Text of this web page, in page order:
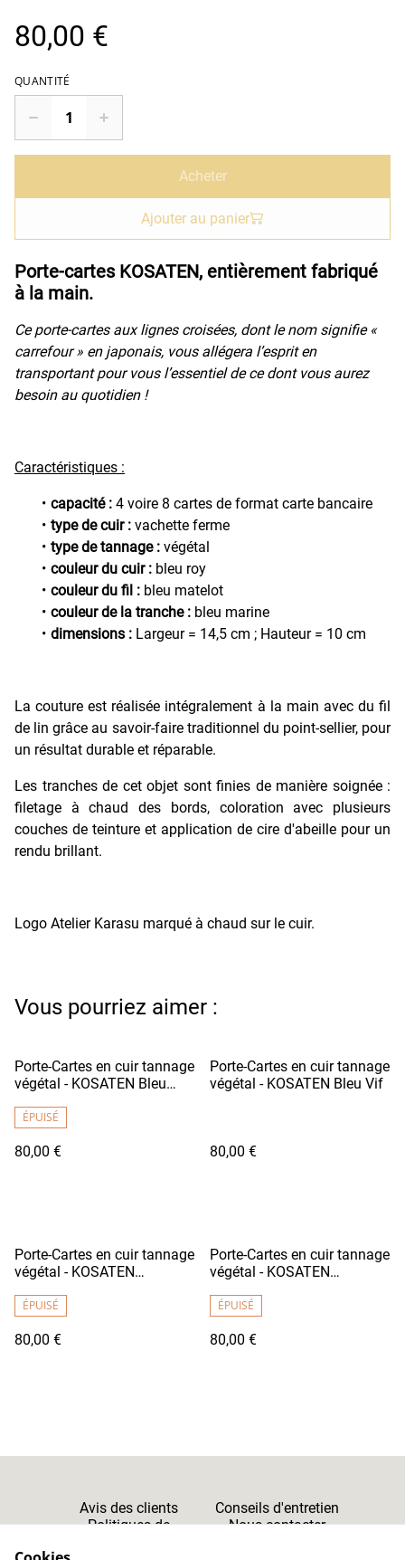
80,00 €
QUANTITÉ
Acheter
Ajouter au panier
Porte-cartes KOSATEN, entièrement fabriqué
à la main.
Ce porte-cartes aux lignes croisées, dont le nom signifie «
carrefour » en japonais, vous allégera l’esprit en
transportant pour vous l’essentiel de ce dont vous aurez
besoin au quotidien !
Caractéristiques :
capacité : 4 voire 8 cartes de format carte bancaire
type de cuir : vachette ferme
type de tannage : végétal
couleur du cuir : bleu roy
couleur du fil : bleu matelot
couleur de la tranche : bleu marine
dimensions : Largeur = 14,5 cm ; Hauteur = 10 cm
La couture est réalisée intégralement à la main avec du fil
de lin grâce au savoir-faire traditionnel du point-sellier, pour
un résultat durable et réparable.
Les tranches de cet objet sont finies de manière soignée :
filetage à chaud des bords, coloration avec plusieurs
couches de teinture et application de cire d'abeille pour un
rendu brillant.
Logo Atelier Karasu marqué à chaud sur le cuir.
Vous pourriez aimer :
Porte-Cartes en cuir tannage
végétal - KOSATEN Bleu
ÉPUISÉ
80,00 €
Porte-Cartes en cuir tannage
végétal - KOSATEN Bleu Vif
80,00 €
Porte-Cartes en cuir tannage
végétal - KOSATEN
ÉPUISÉ
80,00 €
Porte-Cartes en cuir tannage
végétal - KOSATEN
ÉPUISÉ
80,00 €
Avis des clients
Conseils d'entretien
Politiques de
Nous contacter